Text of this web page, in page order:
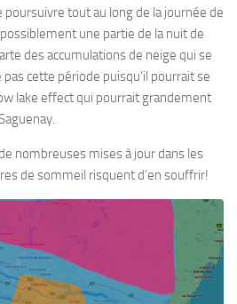
poursuivre tout au long de la journée de
une partie de la nuit de
des accumulations de neige qui se
cette période puisqu’il pourrait se
lake effect qui pourrait grandement
nombreuses mises à jour dans les
de sommeil risquent d’en souffrir!